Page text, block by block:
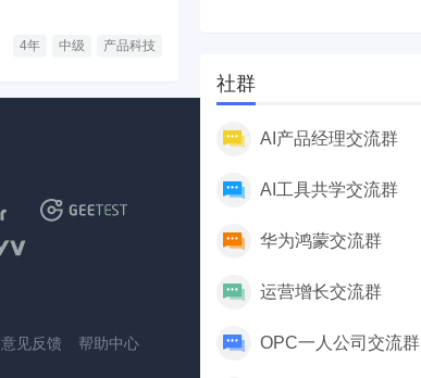
4年 中级 产品科技
社群
AI产品经理交流群
AI工具共学交流群
华为鸿蒙交流群
运营增长交流群
OPC一人公司交流群
意见反馈 帮助中心
公众号